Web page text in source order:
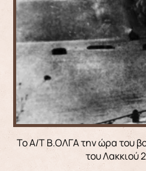
Το Α/Τ Β.ΟΛΓΑ την ώρα του
του Λακκιού